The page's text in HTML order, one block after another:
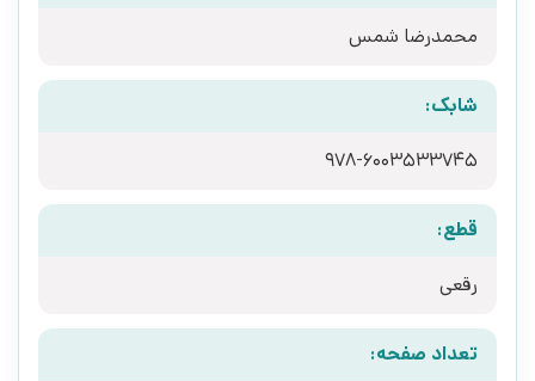
محمدرضا شمس
شابک:
978-6003533745
قطع:
رقعی
تعداد صفحه: